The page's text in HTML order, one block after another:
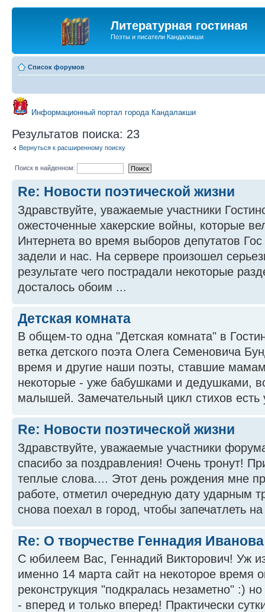
Литературная гостиная
Поэты и писатели Кандалакши
Список форумов
Информационный портал города Кандалакши
Результатов поиска: 23
Вернуться к расширенному поиску
Поиск в найденном:
Re: Новости поэтической жизни
Здравствуйте, уважаемые участники
ожесточенные хакерские войны, которые
Интернета во время выборов депутатов
задели и нас. На сервере произошел
результате чего пострадали некоторые
досталось обоим ...
Детская комната
В общем-то одна "Детская комната" в
ветка детского поэта Олега Семеновича
время и другие наши поэты, ставшие
некоторые - уже бабушками и дедушками,
малышей. Замечательный цикл стихов
Re: Новости поэтической жизни
Здравствуйте, уважаемые участники
спасибо за поздравления! Очень тронут!
теплые слова.... Этот день рождения мне
работе, отметил очередную дату ударным
снова поехал в город, чтобы запечатлеть
Re: О творчестве Геннадия Иванова
С юбилеем Вас, Геннадий Викторович! Уж
именно 14 марта сайт на некоторое время
реконструкция "подкралась незаметно" :)
- вперед и только вперед! Практически